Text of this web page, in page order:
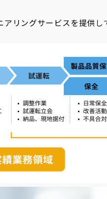
リングサービスを提供